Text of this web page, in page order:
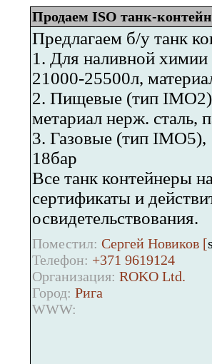
Продаем ISO танк-
Предлагаем б/у танк
1. Для наливной
21000-25500л,
2. Пищевые (тип
метариал нерж. сталь,
3. Газовые (тип IMO5),
18бар
Все танк контейнеры
сертификаты и
освидетельствования.
Поместил: Сергей Новиков [
Телефон: +371 9619124
Организация: ROKO Ltd.
Город: Рига
WWW: